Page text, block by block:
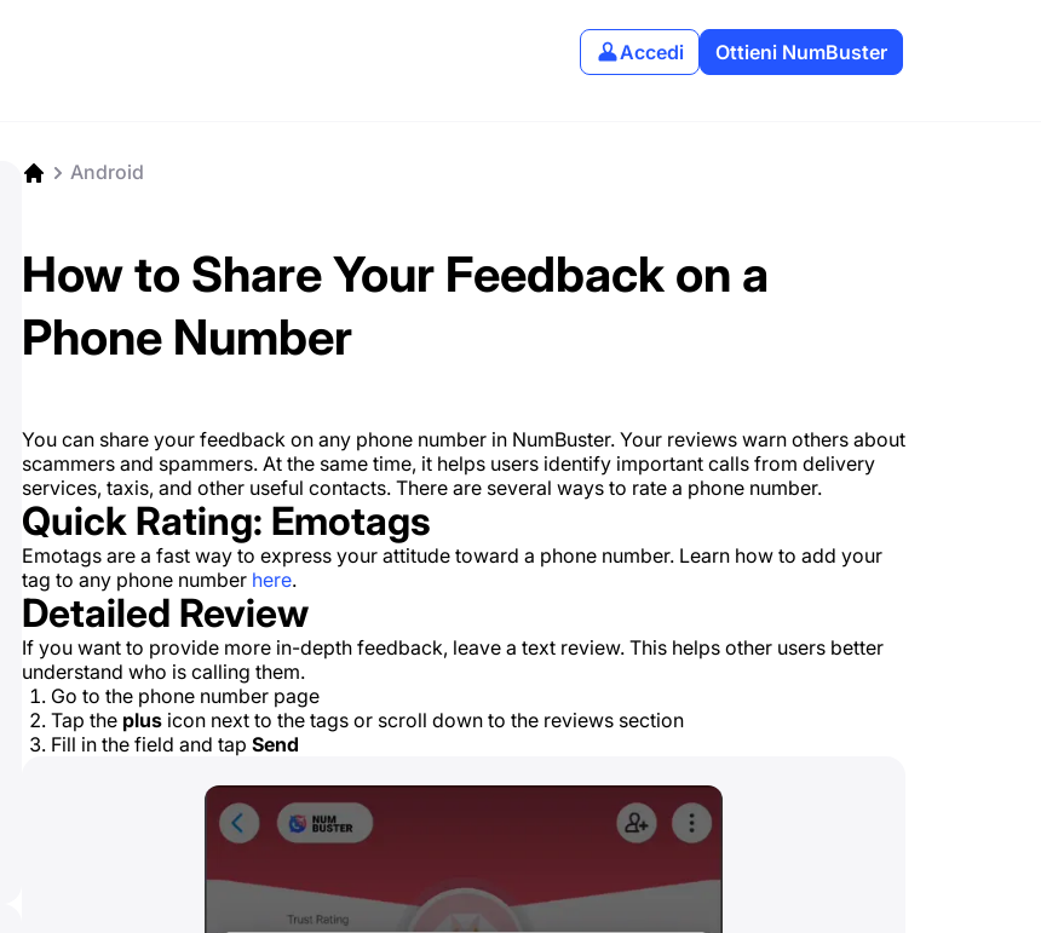
Accedi Ottieni NumBuster
Android
How to Share Your Feedback on a
Phone Number
You can share your feedback on any phone number in NumBuster. Your reviews warn others about
scammers and spammers. At the same time, it helps users identify important calls from delivery
services, taxis, and other useful contacts. There are several ways to rate a phone number.
Quick Rating: Emotags
Emotags are a fast way to express your attitude toward a phone number. Learn how to add your
tag to any phone number here.
Detailed Review
If you want to provide more in-depth feedback, leave a text review. This helps other users better
understand who is calling them.
Go to the phone number page
Tap the plus icon next to the tags or scroll down to the reviews section
Fill in the field and tap Send